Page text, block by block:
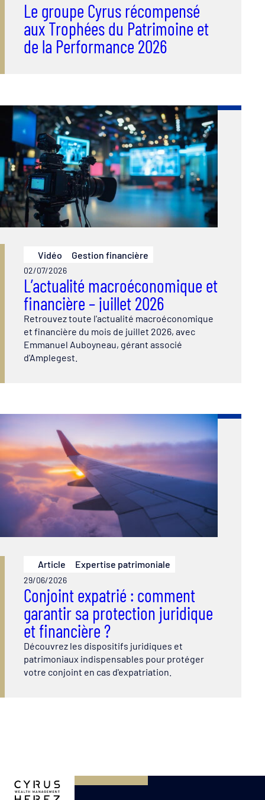
Le groupe Cyrus récompensé
aux Trophées du Patrimoine et
de la Performance 2026
Vidéo Gestion financière
02/07/2026
L’actualité macroéconomique et
financière – juillet 2026
Retrouvez toute l'actualité macroéconomique
et financière du mois de juillet 2026, avec
Emmanuel Auboyneau, gérant associé
d'Amplegest.
Article Expertise patrimoniale
29/06/2026
Conjoint expatrié : comment
garantir sa protection juridique
et financière ?
Découvrez les dispositifs juridiques et
patrimoniaux indispensables pour protéger
votre conjoint en cas d'expatriation.